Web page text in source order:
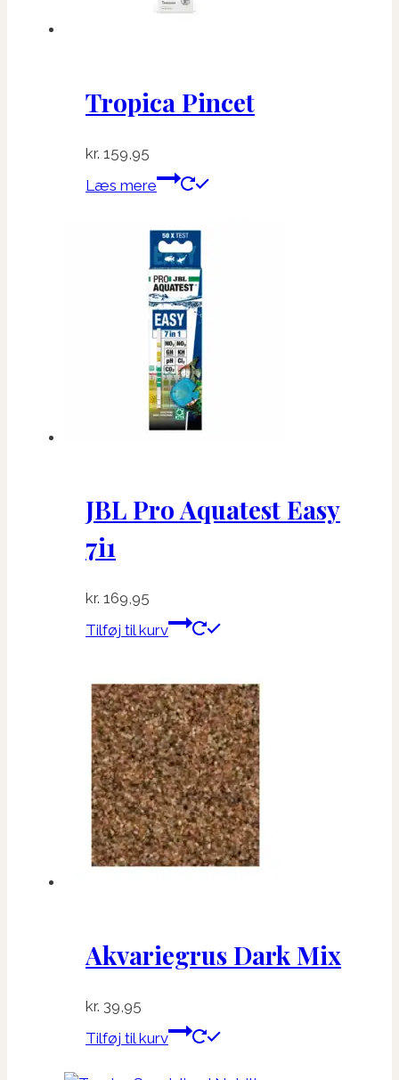
Tropica Pincet
kr. 159,95
Læs mere
JBL Pro Aquatest Easy
7i1
kr. 169,95
Tilføj til kurv
Akvariegrus Dark Mix
kr. 39,95
Tilføj til kurv